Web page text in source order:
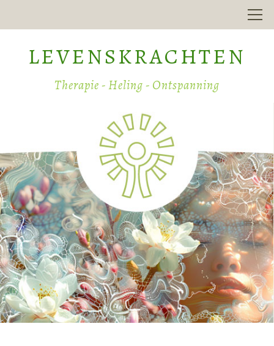
LEVENSKRACHTEN
Therapie - Heling - Ontspanning